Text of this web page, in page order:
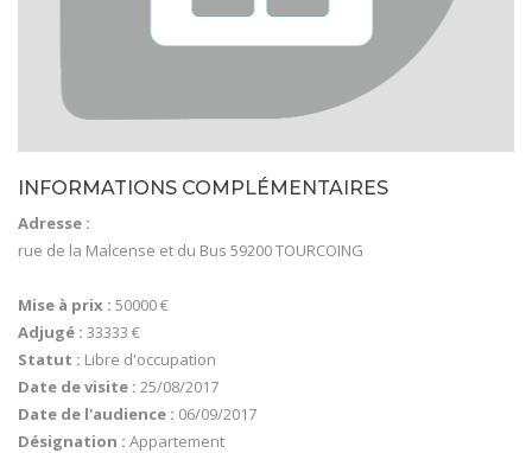
INFORMATIONS COMPLÉMENTAIRES
Adresse :
rue de la Malcense et du Bus 59200 TOURCOING
Mise à prix : 50000 €
Adjugé : 33333 €
Statut : Libre d'occupation
Date de visite : 25/08/2017
Date de l'audience : 06/09/2017
Désignation : Appartement